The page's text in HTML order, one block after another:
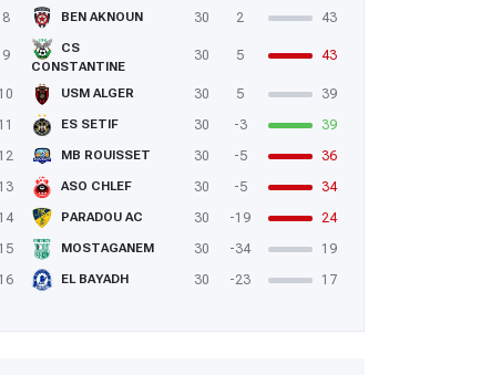
8
BEN AKNOUN 30 2 43
9
CS
CONSTANTINE
30 5 43
10 USM ALGER 30 5
39
11
ES SETIF 30 -3
39
12
MB ROUISSET 30 -5
36
13
ASO CHLEF 30 -5
34
14
PARADOU AC 30 -19
24
15
MOSTAGANEM 30 -34
19
16
EL BAYADH 30 -23 17